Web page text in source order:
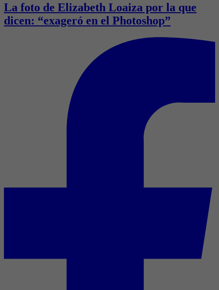
La foto de Elizabeth Loaiza por la que
dicen: “exageró en el Photoshop”